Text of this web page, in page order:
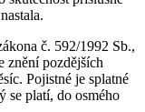
č. 592/1992 Sb.,
znění pozdějších
Pojistné je splatné
se platí, do osmého